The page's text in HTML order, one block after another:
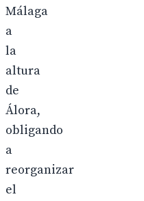
Málaga
a
la
altura
de
Álora,
obligando
a
reorganizar
el